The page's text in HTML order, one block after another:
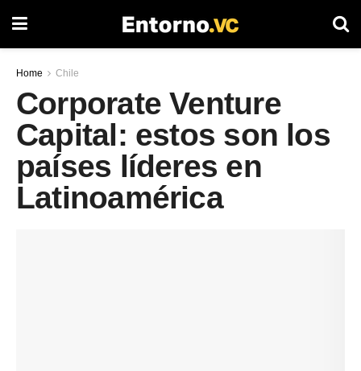
Home Chile
Corporate Venture
Capital: estos son los
países líderes en
Latinoamérica